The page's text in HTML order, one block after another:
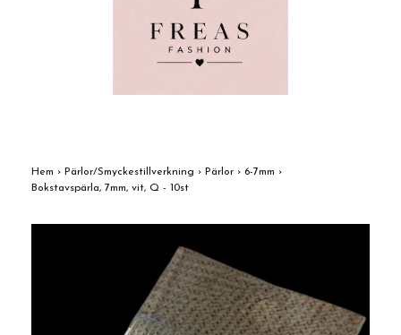
Hem › Pärlor/Smyckestillverkning › Pärlor › 6-7mm ›
Bokstavspärla, 7mm, vit, Q - 10st